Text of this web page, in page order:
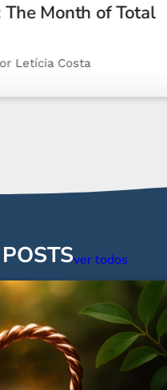
and How
Natal Chart and
ver todos